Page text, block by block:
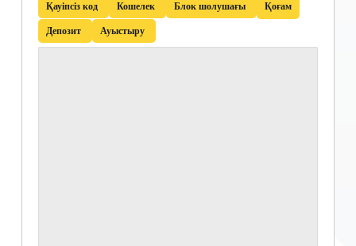
Қауіпсіз код Кошелек Блок шолушағы Қоғам
Депозит Ауыстыру